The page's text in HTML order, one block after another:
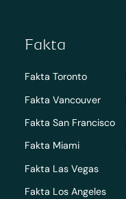
Fakta
Fakta Toronto
Fakta Vancouver
Fakta San Francisco
Fakta Miami
Fakta Las Vegas
Fakta Los Angeles